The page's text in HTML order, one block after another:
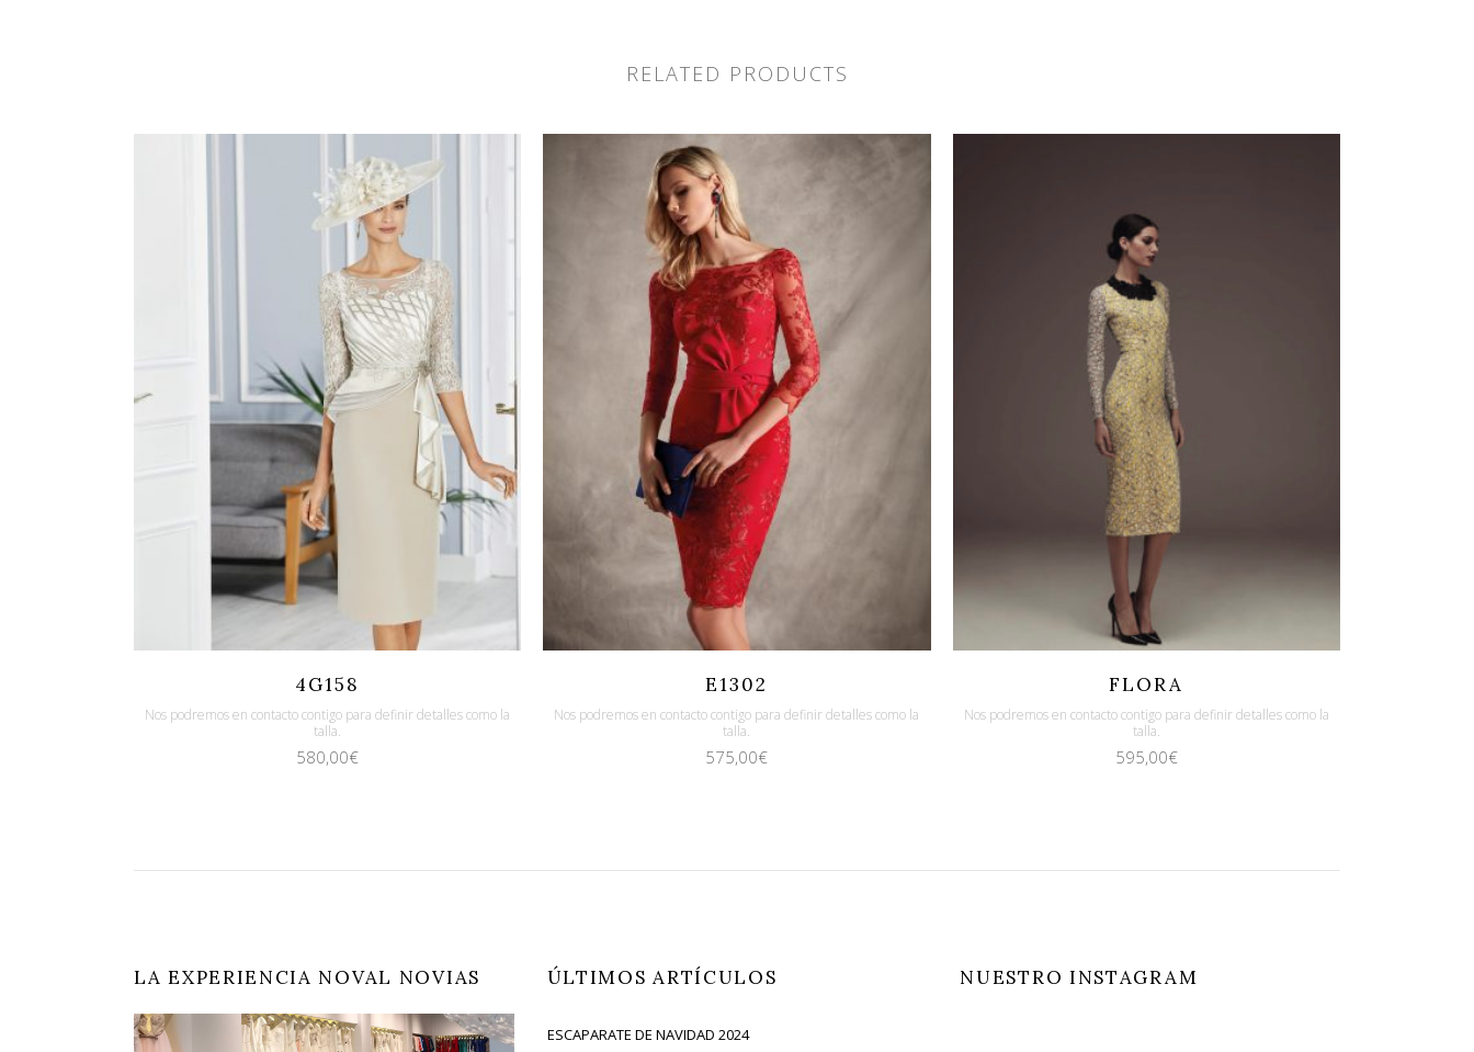
RELATED PRODUCTS
4G158
Nos podremos en contacto contigo para definir detalles como la
talla.
580,00€
E1302
Nos podremos en contacto contigo para definir detalles como la
talla.
575,00€
FLORA
Nos podremos en contacto contigo para definir detalles como la
talla.
595,00€
LA EXPERIENCIA NOVAL NOVIAS ÚLTIMOS ARTÍCULOS
ESCAPARATE DE NAVIDAD 2024
NUESTRO INSTAGRAM